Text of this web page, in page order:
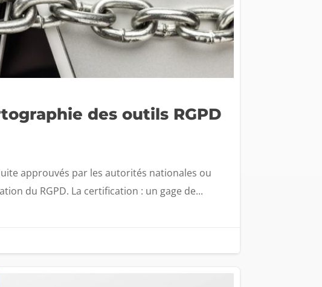
des outils RGPD
approuvés par les autorités nationales ou
du RGPD. La certification : un gage de...